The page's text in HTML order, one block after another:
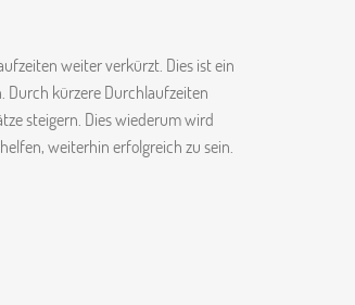
weiter verkürzt. Dies ist ein
kürzere Durchlaufzeiten
steigern. Dies wiederum wird
weiterhin erfolgreich zu sein.